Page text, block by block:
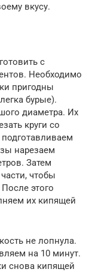
вкусу.
с
Необходимо
пригодны
бурые).
диаметра. Их
круги со
нарезаем
Затем
чтобы
этого
их кипящей
не лопнула.
на 10 минут.
снова кипящей